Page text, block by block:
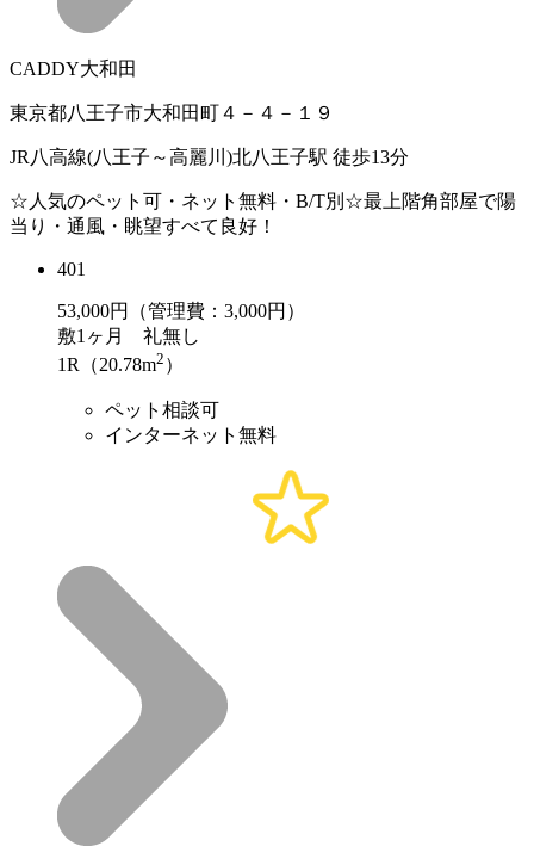
CADDY大和田
東京都八王子市大和田町４－４－１９
JR八高線(八王子～高麗川)北八王子駅 徒歩13分
☆人気のペット可・ネット無料・B/T別☆最上階角部屋で陽
当り・通風・眺望すべて良好！
401
53,000円（管理費：3,000円）
敷1ヶ月 礼無し
1R（20.78m2 ）
ペット相談可
インターネット無料